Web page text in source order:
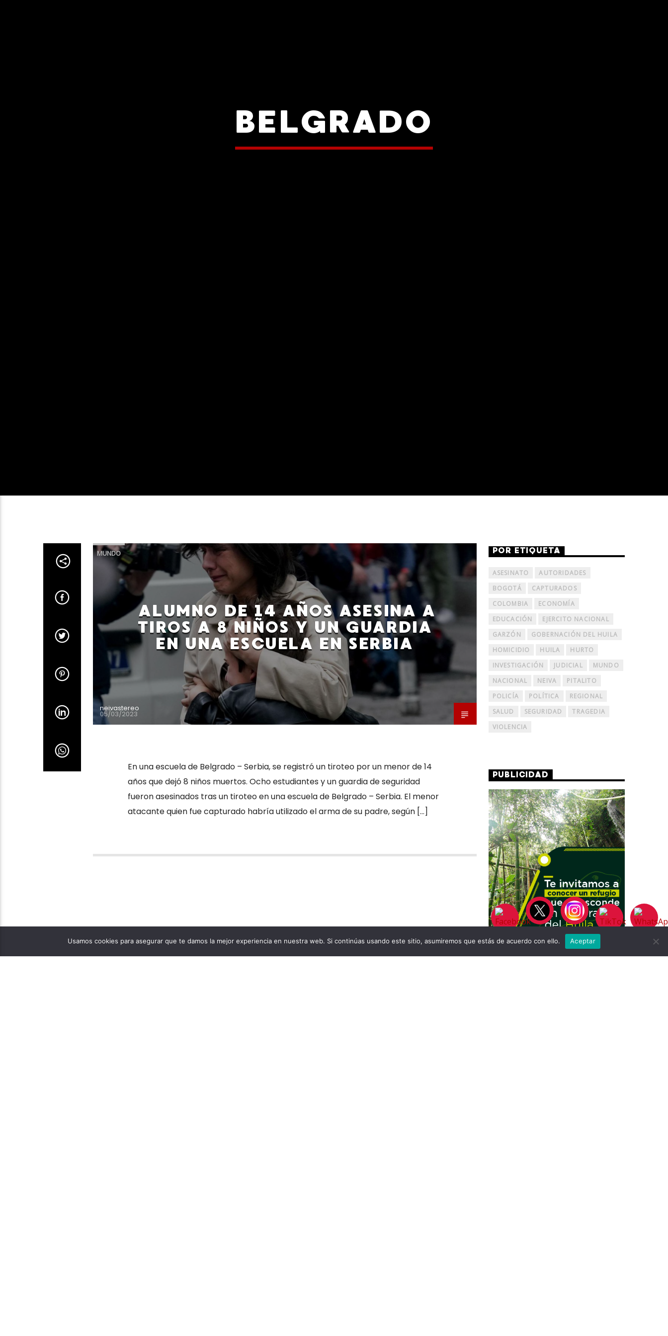
BELGRADO
MUNDO
ALUMNO DE 14 AÑOS ASESINA A
TIROS A 8 NIÑOS Y UN GUARDIA
EN UNA ESCUELA EN SERBIA
neivastereo
05/03/2023
En una escuela de Belgrado – Serbia, se registró un tiroteo por un menor de 14
años que dejó 8 niños muertos. Ocho estudiantes y un guardia de seguridad
fueron asesinados tras un tiroteo en una escuela de Belgrado – Serbia. El menor
atacante quien fue capturado habría utilizado el arma de su padre, según […]
POR ETIQUETA
ASESINATO
AUTORIDADES
BOGOTÁ
CAPTURADOS
COLOMBIA
ECONOMÍA
EDUCACIÓN
EJERCITO NACIONAL
GARZÓN
GOBERNACIÓN DEL HUILA
HOMICIDIO
HUILA
HURTO
INVESTIGACIÓN
JUDICIAL
MUNDO
NACIONAL
NEIVA
PITALITO
POLICÍA
POLÍTICA
REGIONAL
SALUD
SEGURIDAD
TRAGEDIA
VIOLENCIA
PUBLICIDAD
Usamos cookies para asegurar que te damos la mejor experiencia en nuestra web. Si continúas usando este sitio, asumiremos que estás de acuerdo con ello. Aceptar